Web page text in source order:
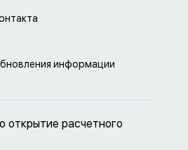
информации
открытие расчетного